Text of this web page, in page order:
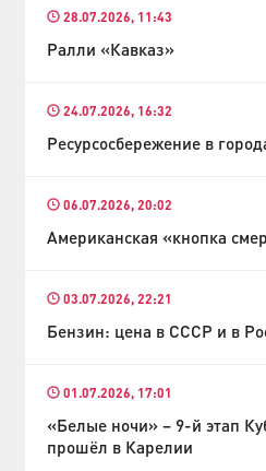
28.07.2026, 11:43
Ралли «Кавказ»
24.07.2026, 16:32
Ресурсосбережение в
06.07.2026, 20:02
Американская «кнопка
03.07.2026, 22:21
Бензин: цена в СССР и в
01.07.2026, 17:01
«Белые ночи» – 9-й этап
прошёл в Карелии